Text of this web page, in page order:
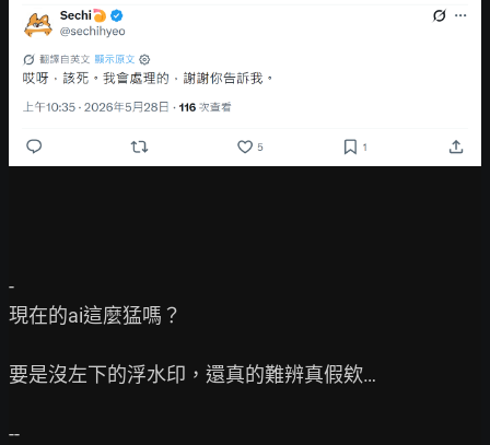
-
現在的ai這麼猛嗎？
要是沒左下的浮水印，還真的難辨真假欸…